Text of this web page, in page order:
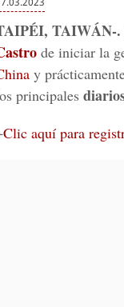
TAIWÁN-.
de iniciar la
y
principales
Clic aquí para